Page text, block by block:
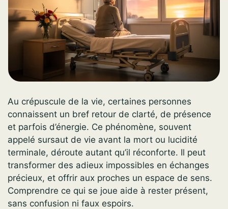
Au crépuscule de la vie, certaines personnes
connaissent un bref retour de clarté, de présence
et parfois d’énergie. Ce phénomène, souvent
appelé sursaut de vie avant la mort ou lucidité
terminale, déroute autant qu’il réconforte. Il peut
transformer des adieux impossibles en échanges
précieux, et offrir aux proches un espace de sens.
Comprendre ce qui se joue aide à rester présent,
sans confusion ni faux espoirs.